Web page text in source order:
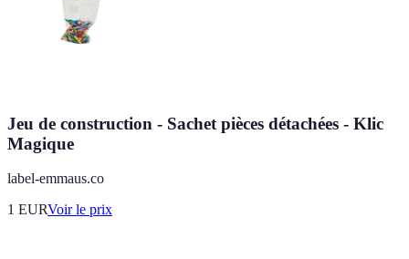
Jeu de construction - Sachet pièces détachées - Klic
Magique
label-emmaus.co
1 EURVoir le prix